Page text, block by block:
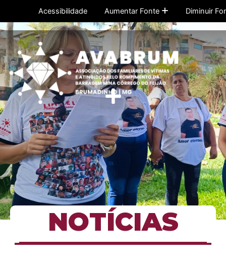
o
conteúdo
Acessibilidade Aumentar Fonte Diminuir
Menu
NOTÍCIAS